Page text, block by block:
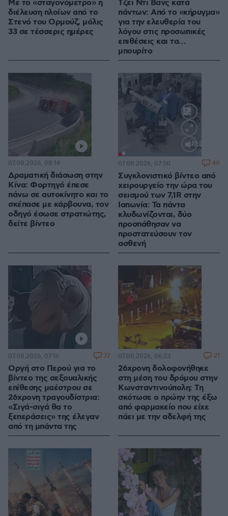
Με το «σταγονόμετρο» η
διέλευση πλοίων από το
Στενό του Ορμούζ, μόλις
33 σε τέσσερις ημέρες
Τζει Ντι Βανς κατά
πάντων: Από το «κήρυγμα»
για την ελευθερία του
λόγου στις προσωπικές
επιθέσεις και τα…
μπουρίτο
Δραματική διάσωση στην
Κίνα: Φορτηγό έπεσε
πάνω σε αυτοκίνητο και το
σκέπασε με κάρβουνα, τον
οδηγό έσωσε στρατιώτης,
δείτε βίντεο
07.08.2026, 08:14
100.00%
Συγκλονιστικό βίντεο από
χειρουργείο την ώρα του
σεισμού των 7,1R στην
Ιαπωνία: Τα πάντα
κλυδωνίζονται, δύο
προσπάθησαν να
προστατεύσουν τον
ασθενή
07.08.2026, 07:50 40
Οργή στο Περού για το
βίντεο της σεξουαλικής
επίθεσης μαέστρου σε
26χρονη τραγουδίστρια:
«Σιγά-σιγά θα το
ξεπεράσεις» της έλεγαν
από τη μπάντα της
07.08.2026, 07:16 77
26χρονη δολοφονήθηκε
στη μέση του δρόμου στην
Κωνσταντινούπολη: Τη
σκότωσε ο πρώην της έξω
από φαρμακείο που είχε
πάει με την αδελφή της
07.08.2026, 06:23 21